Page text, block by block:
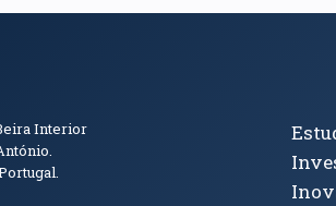
de Contacto
Interior